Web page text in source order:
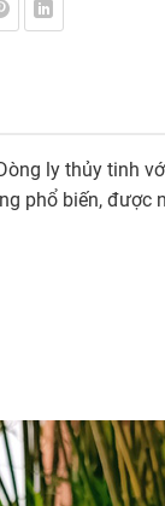
ly thủy tinh
phổ biến, được